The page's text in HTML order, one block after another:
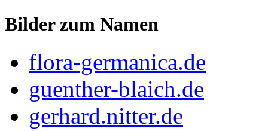
Bilder zum Namen
flora-germanica.de
guenther-blaich.de
gerhard.nitter.de